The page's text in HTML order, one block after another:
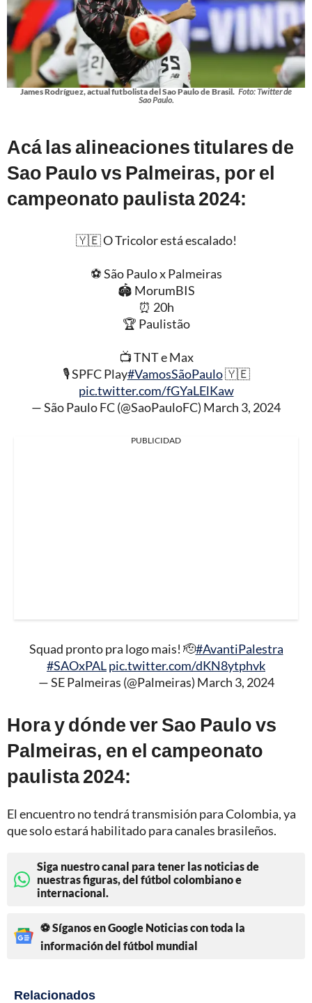
James Rodríguez, actual futbolista del Sao Paulo de Brasil. Foto: Twitter de
Sao Paulo.
Acá las alineaciones titulares de
Sao Paulo vs Palmeiras, por el
campeonato paulista 2024:
🇾🇪 O Tricolor está escalado!
⚽️ São Paulo x Palmeiras
🏟 MorumBIS
⏰ 20h
🏆 Paulistão
📺 TNT e Max
🎙️ SPFC Play#VamosSãoPaulo🇾🇪
pic.twitter.com/fGYaLElKaw
— São Paulo FC (@SaoPauloFC) March 3, 2024
PUBLICIDAD
Squad pronto pra logo mais! 🫡#AvantiPalestra
#SAOxPALpic.twitter.com/dKN8ytphvk
— SE Palmeiras (@Palmeiras) March 3, 2024
Hora y dónde ver Sao Paulo vs
Palmeiras, en el campeonato
paulista 2024:
El encuentro no tendrá transmisión para Colombia, ya
que solo estará habilitado para canales brasileños.
Siga nuestro canal para tener las noticias de
nuestras figuras, del fútbol colombiano e
internacional.
⚽ Síganos en Google Noticias con toda la
información del fútbol mundial
Relacionados